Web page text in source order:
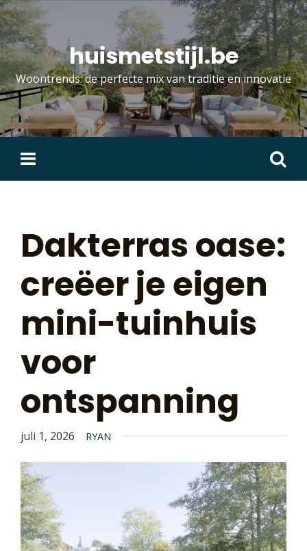
Skip
to
content
huismetstijl.be
Woontrends: de perfecte mix van traditie en innovatie
Zoeken
naar:
Dakterras oase:
creëer je eigen
mini-tuinhuis
voor
ontspanning
juli 1, 2026 RYAN